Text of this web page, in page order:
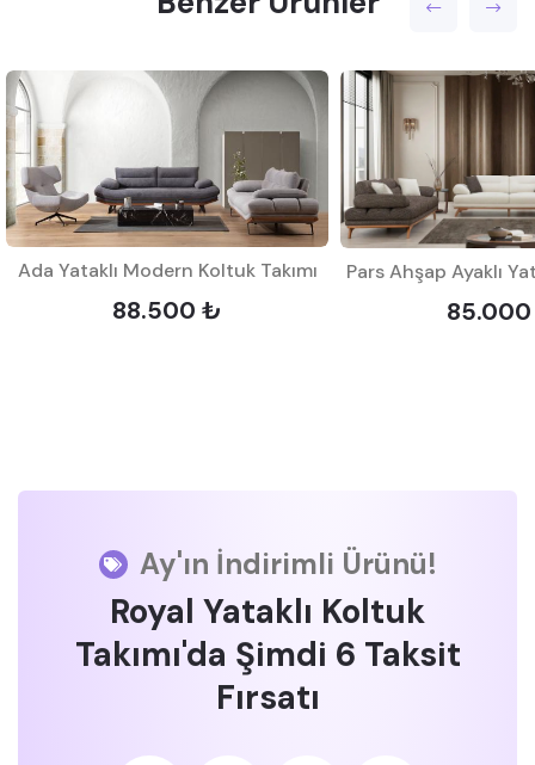
Ada Yataklı Modern Koltuk Takımı
88.500 ₺
Ay'ın İndirimli Ürünü!
Royal Yataklı Koltuk
Takımı'da Şimdi 6 Taksit
Fırsatı